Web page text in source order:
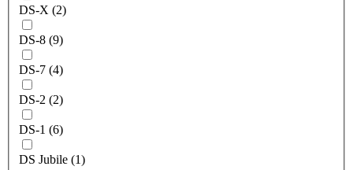
DS-X (2)
DS-8 (9)
DS-7 (4)
DS-2 (2)
DS-1 (6)
DS Jubile (1)